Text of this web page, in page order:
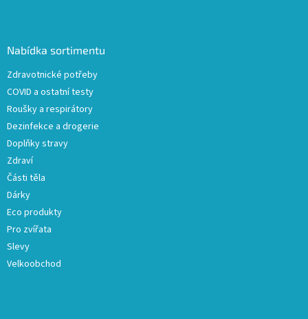
Nabídka sortimentu
Zdravotnické potřeby
COVID a ostatní testy
Roušky a respirátory
Dezinfekce a drogerie
Doplňky stravy
Zdraví
Části těla
Dárky
Eco produkty
Pro zvířata
Slevy
Velkoobchod